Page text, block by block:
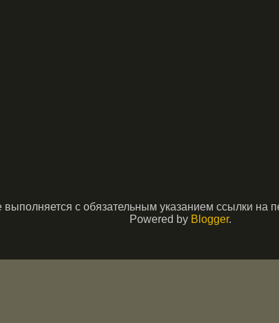
с обязательным указанием ссылки на
Powered by Blogger.